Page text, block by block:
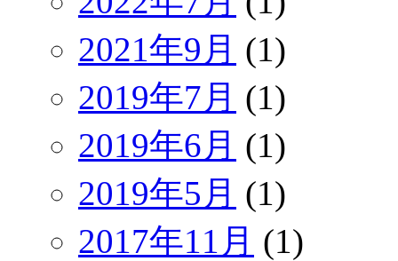
2021年9月 (1)
2019年7月 (1)
2019年6月 (1)
2019年5月 (1)
2017年11月 (1)